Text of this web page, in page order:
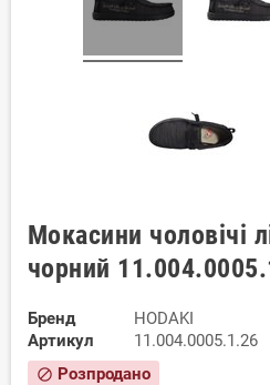
Мокасини чоловічі
чорний
Бренд
HODAKI
Артикул
11.004.0005.1.26
block Розпродано